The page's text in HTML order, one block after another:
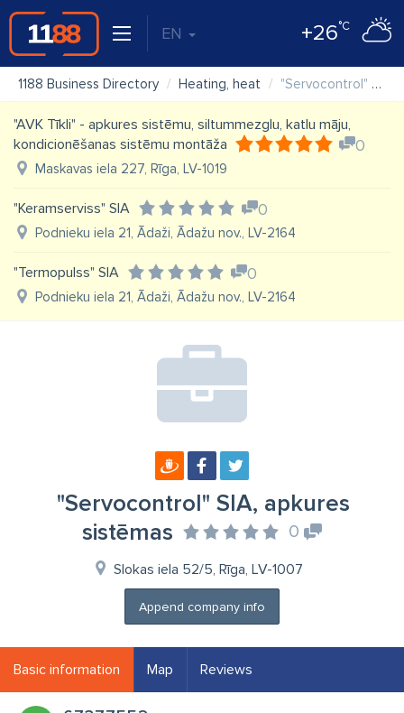
EN +26°C
1188 Business Directory Heating, heat "Servocontrol" SIA, apkures sistēmas
"AVK Tīkli" - apkures sistēmu, siltummezglu, katlu māju,
kondicionēšanas sistēmu montāža
0
Maskavas iela 227, Rīga, LV-1019
"Keramserviss" SIA 0
Podnieku iela 21, Ādaži, Ādažu nov., LV-2164
"Termopulss" SIA 0
Podnieku iela 21, Ādaži, Ādažu nov., LV-2164
"Servocontrol" SIA, apkures
sistēmas
0
Slokas iela 52/5, Rīga, LV-1007
Append company info
Basic information Map Reviews